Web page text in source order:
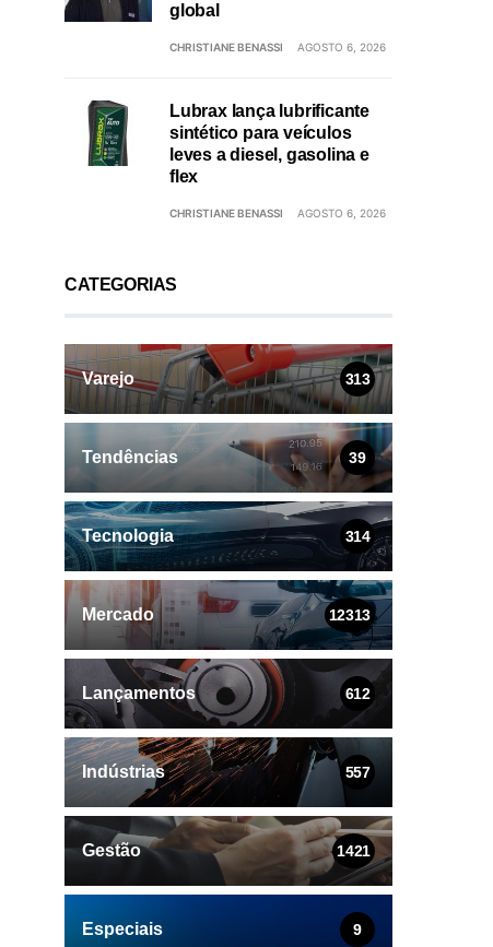
global
CHRISTIANE BENASSI AGOSTO 6, 2026
Lubrax lança lubrificante
sintético para veículos
leves a diesel, gasolina e
flex
CHRISTIANE BENASSI AGOSTO 6, 2026
CATEGORIAS
Varejo 313
Tendências 39
Tecnologia 314
Mercado 12313
Lançamentos 612
Indústrias 557
Gestão 1421
Especiais 9